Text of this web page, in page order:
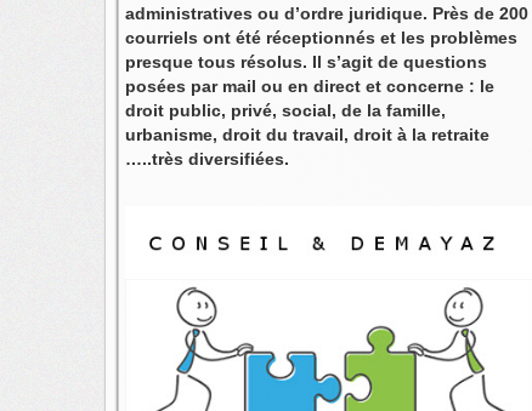
administratives ou d’ordre juridique. Près de 200
courriels ont été réceptionnés et les problèmes
presque tous résolus. Il s’agit de questions
posées par mail ou en direct et concerne : le
droit public, privé, social, de la famille,
urbanisme, droit du travail, droit à la retraite
…..très diversifiées.